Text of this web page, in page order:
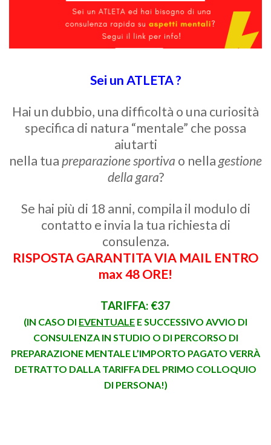
Sei un ATLETA ?
Hai un dubbio, una difficoltà o una curiosità
specifica di natura “mentale” che possa
aiutarti
nella tuapreparazione sportiva o nellagestione
della gara?
Se hai più di 18 anni, compila il modulo di
contatto e invia la tua richiesta di
consulenza.
RISPOSTA GARANTITA VIA MAIL ENTRO
max 48 ORE!
TARIFFA: €37
(IN CASO DI EVENTUALE E SUCCESSIVO AVVIO DI
CONSULENZA IN STUDIO O DI PERCORSO DI
PREPARAZIONE MENTALE L’IMPORTO PAGATO VERRÀ
DETRATTO DALLA TARIFFA DEL PRIMO COLLOQUIO
DI PERSONA!)